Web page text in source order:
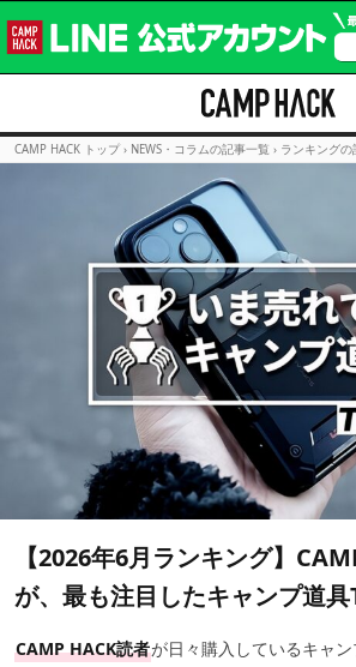
CAMP HACK トップ › NEWS・コラムの記事一覧 › ランキングの
【2026年6月ランキング】
が、最も注目したキャンプ道
CAMP HACK読者が日々購入しているキャ